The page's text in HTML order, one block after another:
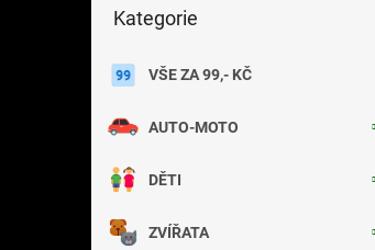
kategorie
Kategorie
VŠE ZA 99,- KČ
AUTO-MOTO
DĚTI
ZVÍŘATA